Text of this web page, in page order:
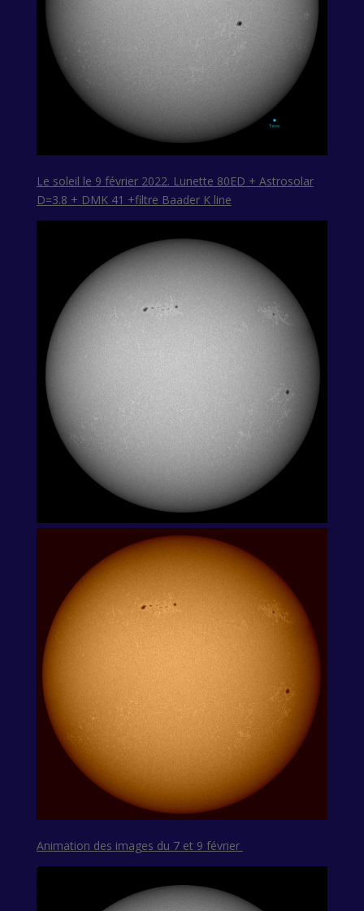
Le soleil le 9 février 2022. Lunette 80ED + Astrosolar
D=3.8 + DMK 41 +filtre Baader K line
Animation des images du 7 et 9 février